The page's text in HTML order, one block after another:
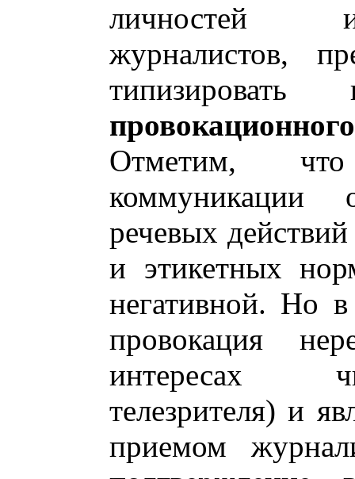
личностей
журналистов,
Отметим,
коммуникации
речевых
и этикетных
негативной. Но
провокация
интересах
телезрителя) и
приемом